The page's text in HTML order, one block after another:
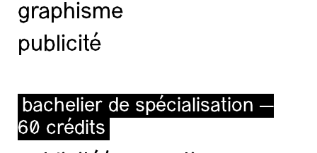
graphisme
publicité
bachelier de spécialisation —
60 crédits